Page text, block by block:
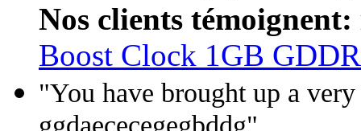
Nos clients témoignent:
Boost Clock 1GB
"You have brought up a